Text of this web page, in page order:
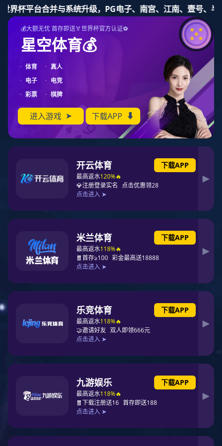
九游体育
联系九游体育
九游体育 品牌资讯 新闻动态
成年后，我喜欢上了“躲”进卫浴间
一键分享 |
不知道什么时候开始
卫浴间
一个有正当理由和外界隔绝的个人空间
成为了家里的“生活避难所”